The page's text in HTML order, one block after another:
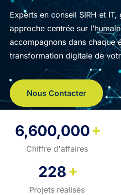
Experts en conseil SIRH et
approche centrée sur
accompagnons dans chaque
transformation digitale de
Nous Contacter
6,600,000+
Chiffre d'affaires
228+
Projets réalisés